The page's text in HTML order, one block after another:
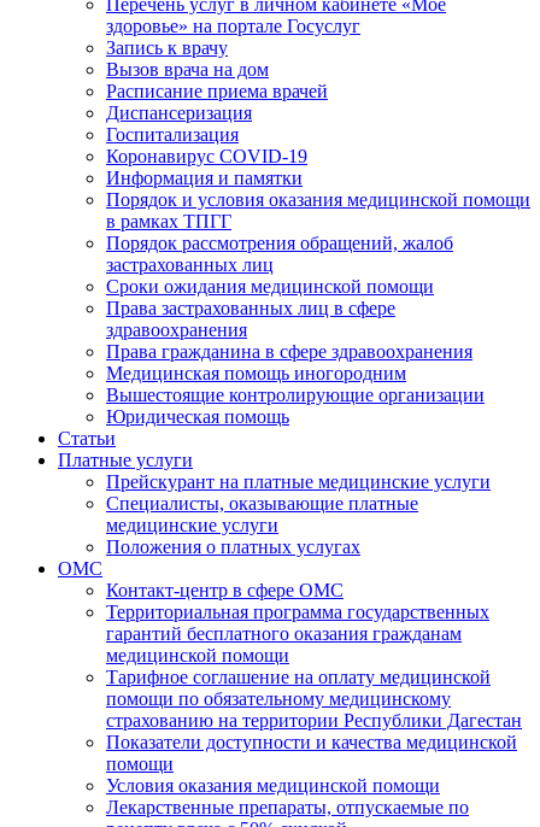
Перечень услуг в личном кабинете «Мое
здоровье» на портале Госуслуг
Запись к врачу
Вызов врача на дом
Расписание приема врачей
Диспансеризация
Госпитализация
Коронавирус COVID-19
Информация и памятки
Порядок и условия оказания медицинской помощи
в рамках ТПГГ
Порядок рассмотрения обращений, жалоб
застрахованных лиц
Сроки ожидания медицинской помощи
Права застрахованных лиц в сфере
здравоохранения
Права гражданина в сфере здравоохранения
Медицинская помощь иногородним
Вышестоящие контролирующие организации
Юридическая помощь
Статьи
Платные услуги
Прейскурант на платные медицинские услуги
Специалисты, оказывающие платные
медицинские услуги
Положения о платных услугах
ОМС
Контакт-центр в сфере ОМС
Территориальная программа государственных
гарантий бесплатного оказания гражданам
медицинской помощи
Тарифное соглашение на оплату медицинской
помощи по обязательному медицинскому
страхованию на территории Республики Дагестан
Показатели доступности и качества медицинской
помощи
Условия оказания медицинской помощи
Лекарственные препараты, отпускаемые по